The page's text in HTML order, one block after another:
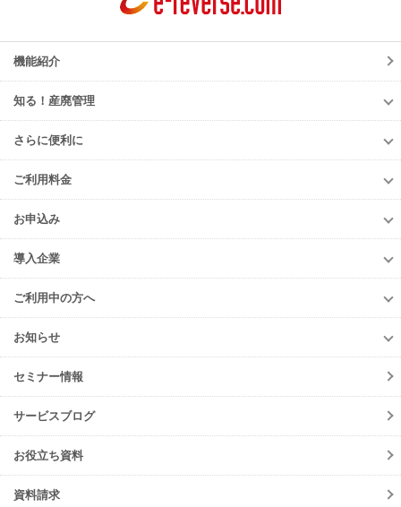
機能紹介
知る！産廃管理
知る！産廃管理
初級編
中級編
上級編
さらに便利に
さらに便利に
TansoMiru産廃
多量排出行政報告支援サービス
再生資源利用促進支援サービス
er-contract
遠隔承認モデル
JWNETデータ取込機能
パッケージソフト
ご利用料金
ご利用料金
排出事業者様
収集運搬・
お申込み
お申込み
e-reverse.com
TansoMiru産廃
多量排出行政報告支援サービス
er-contract
再生資源利用促進支援サービス
導入企業
導入企業
収集運搬業者・
排出事業者一覧
導入事例一覧
ご利用中の方へ
ご利用中の方へ
各種お手続き
ご登録情報変更
初期設定方法
動作環境
会員規約
サービスの可用性とセキュリティ
よくあるご質問
お知らせ
お知らせ
ニュースリリース
メンテナンス
障害情報
機能リリース
イベント
セミナー情報
サービスブログ
お役立ち資料
資料請求